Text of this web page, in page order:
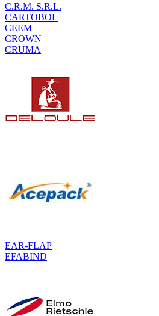
C.R.M. S.R.L.
CARTOBOL
CEEM
CROWN
CRUMA
EAR-FLAP
EFABIND